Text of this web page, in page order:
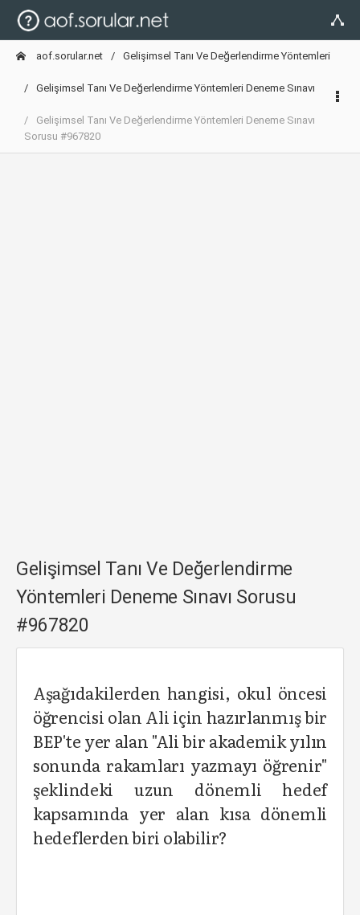
aof.sorular.net Gelişimsel Tanı Ve Değerlendirme Yöntemleri
Gelişimsel Tanı Ve Değerlendirme Yöntemleri Deneme Sınavı
Gelişimsel Tanı Ve Değerlendirme Yöntemleri Deneme Sınavı
Sorusu #967820
Gelişimsel Tanı Ve Değerlendirme
Yöntemleri Deneme Sınavı Sorusu
#967820
Aşağıdakilerden hangisi, okul öncesi
öğrencisi olan Ali için hazırlanmış bir
BEP'te yer alan "Ali bir akademik yılın
sonunda rakamları yazmayı öğrenir"
şeklindeki uzun dönemli hedef
kapsamında yer alan kısa dönemli
hedeflerden biri olabilir?